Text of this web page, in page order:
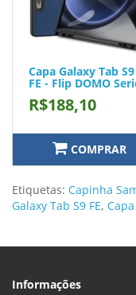
Capa Galaxy Tab S9
FE - Flip DOMO
R$188,10
COMPRAR
Etiquetas: Capinha
Galaxy Tab S9 FE,
Informações